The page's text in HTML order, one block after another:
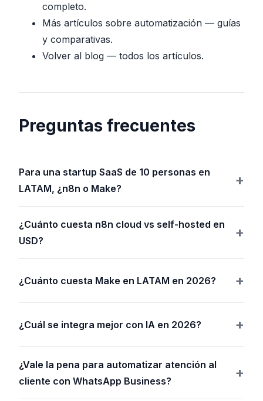
completo.
Más artículos sobre automatización — guías
y comparativas.
Volver al blog — todos los artículos.
Preguntas frecuentes
Para una startup SaaS de 10 personas en
LATAM, ¿n8n o Make?
¿Cuánto cuesta n8n cloud vs self-hosted en
USD?
¿Cuánto cuesta Make en LATAM en 2026?
¿Cuál se integra mejor con IA en 2026?
¿Vale la pena para automatizar atención al
cliente con WhatsApp Business?